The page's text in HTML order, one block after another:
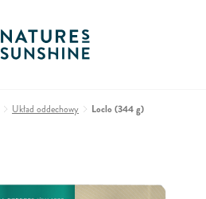
Układ oddechowy Loclo (344 g)